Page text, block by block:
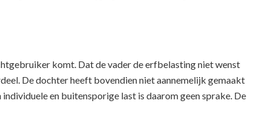
komt. Dat de vader de erfbelasting niet wenst
De dochter heeft bovendien niet aannemelijk gemaakt
en buitensporige last is daarom geen sprake. De